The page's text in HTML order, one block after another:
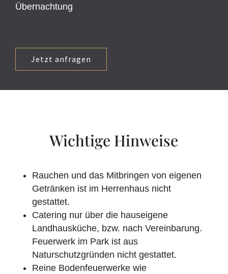
Übernachtung
Jetzt anfragen
Wichtige Hinweise
Rauchen und das Mitbringen von eigenen
Getränken ist im Herrenhaus nicht
gestattet.
Catering nur über die hauseigene
Landhausküche, bzw. nach Vereinbarung.
Feuerwerk im Park ist aus
Naturschutzgründen nicht gestattet.
Reine Bodenfeuerwerke wie